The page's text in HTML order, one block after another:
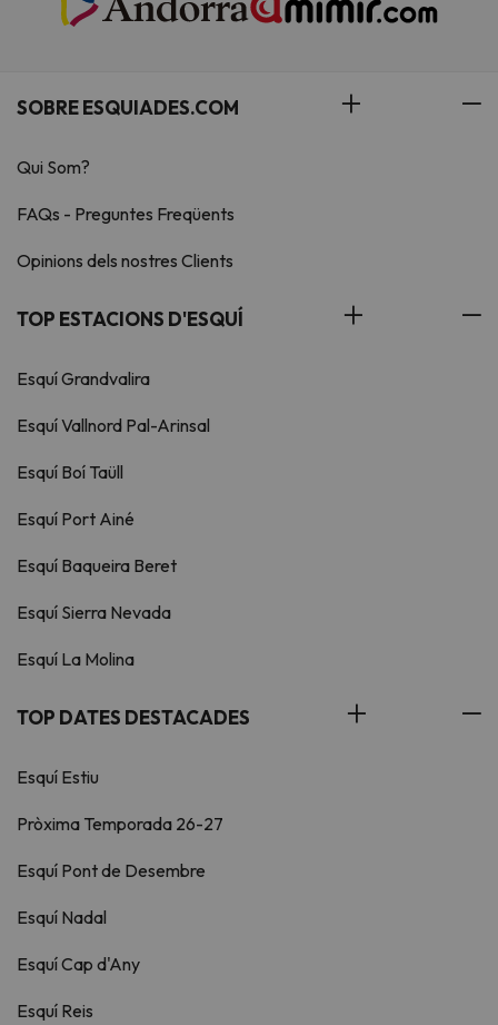
SOBRE ESQUIADES.COM
Qui Som?
FAQs - Preguntes Freqüents
Opinions dels nostres Clients
TOP ESTACIONS D'ESQUÍ
Esquí Grandvalira
Esquí Vallnord Pal-Arinsal
Esquí Boí Taüll
Esquí Port Ainé
Esquí Baqueira Beret
Esquí Sierra Nevada
Esquí La Molina
TOP DATES DESTACADES
Esquí Estiu
Pròxima Temporada 26-27
Esquí Pont de Desembre
Esquí Nadal
Esquí Cap d'Any
Esquí Reis